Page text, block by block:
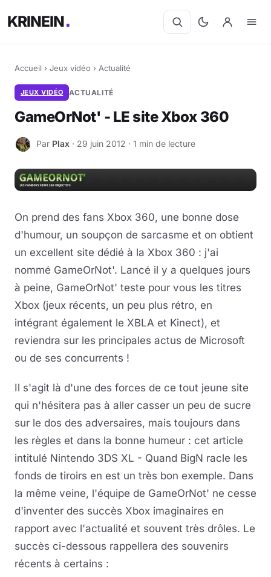
KRINEIN
Accueil › Jeux vidéo › Actualité
JEUX VIDÉO ACTUALITÉ
GameOrNot' - LE site Xbox 360
P Par Plax · 29 juin 2012 · 1 min de lecture
On prend des fans Xbox 360, une bonne dose
d'humour, un soupçon de sarcasme et on obtient
un excellent site dédié à la Xbox 360 : j'ai
nommé GameOrNot'. Lancé il y a quelques jours
à peine, GameOrNot' teste pour vous les titres
Xbox (jeux récents, un peu plus rétro, en
intégrant également le XBLA et Kinect), et
reviendra sur les principales actus de Microsoft
ou de ses concurrents !
Il s'agit là d'une des forces de ce tout jeune site
qui n'hésitera pas à aller casser un peu de sucre
sur le dos des adversaires, mais toujours dans
les règles et dans la bonne humeur : cet article
intitulé Nintendo 3DS XL - Quand BigN racle les
fonds de tiroirs en est un très bon exemple. Dans
la même veine, l'équipe de GameOrNot' ne cesse
d'inventer des succès Xbox imaginaires en
rapport avec l'actualité et souvent très drôles. Le
succès ci-dessous rappellera des souvenirs
récents à certains :